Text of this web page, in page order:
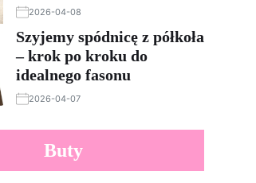
2026-04-08
Szyjemy spódnicę z półkoła
– krok po kroku do
idealnego fasonu
2026-04-07
Buty